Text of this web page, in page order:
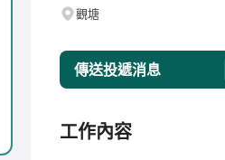
觀塘
傳送投遞消息
工作內容